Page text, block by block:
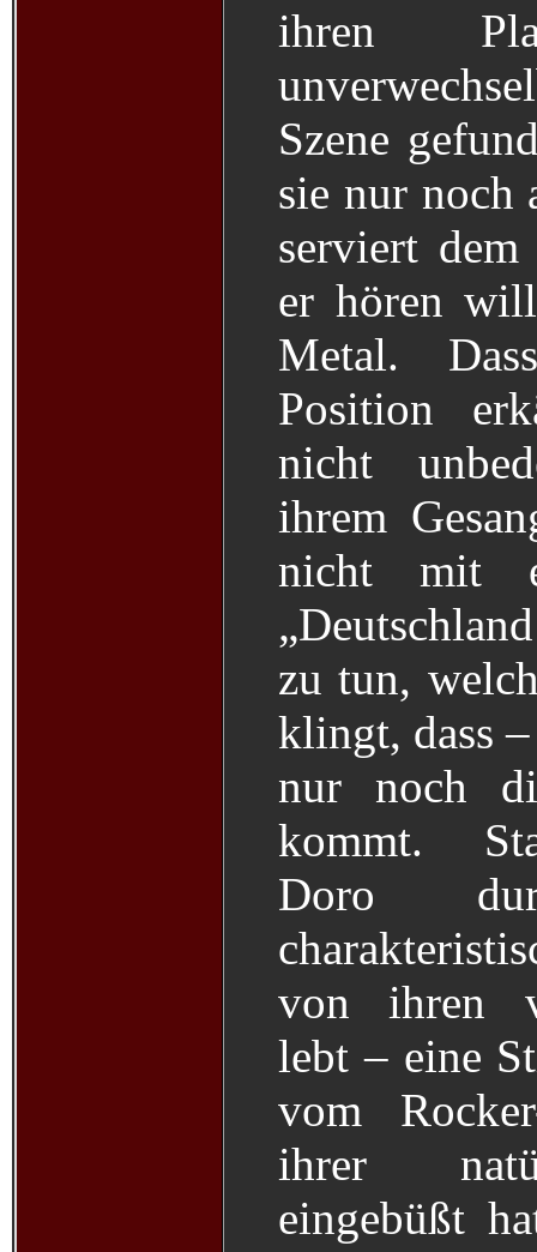
ihren
Szene
sie nur noch
serviert
er hören
Metal.
Position
nicht
ihrem
nicht mit
zu tun,
klingt, dass
nur noch
kommt.
Doro
von ihren
lebt – eine
vom
ihrer
eingebüßt